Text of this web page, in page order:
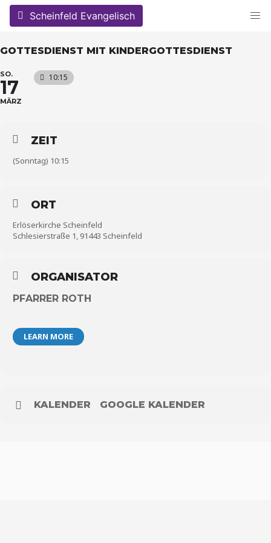
Skip
Scheinfeld Evangelisch
GOTTESDIENST MIT KINDERGOTTESDIENST
SO.
17
MÄRZ
10:15
ZEIT
(Sonntag) 10:15
ORT
Erlöserkirche Scheinfeld
Schlesierstraße 1, 91443 Scheinfeld
ORGANISATOR
PFARRER ROTH
LEARN MORE
KALENDER GOOGLE KALENDER